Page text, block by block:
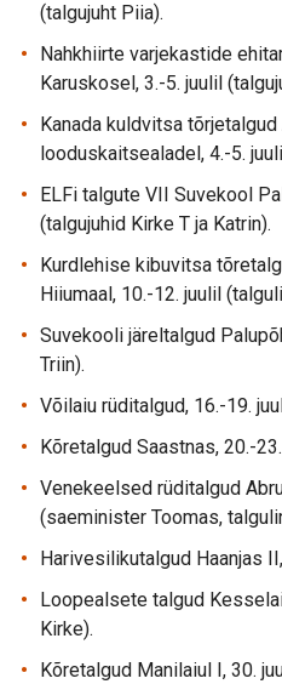
(talgujuht Piia).
Nahkhiirte varjekastide
Karuskosel, 3.-5. juulil
Kanada kuldvitsa tõrjetalgud
looduskaitsealadel, 4.-5.
ELFi talgute VII Suvekool
(talgujuhid Kirke T ja Katrin).
Kurdlehise kibuvitsa
Hiiumaal, 10.-12. juulil
Suvekooli järeltalgud
Triin).
Võilaiu rüditalgud, 16.-19.
Kõretalgud Saastnas, 20.-
Venekeelsed rüditalgud
(saeminister Toomas,
Harivesilikutalgud Haanjas
Loopealsete talgud
Kirke).
Kõretalgud Manilaiul I, 30.